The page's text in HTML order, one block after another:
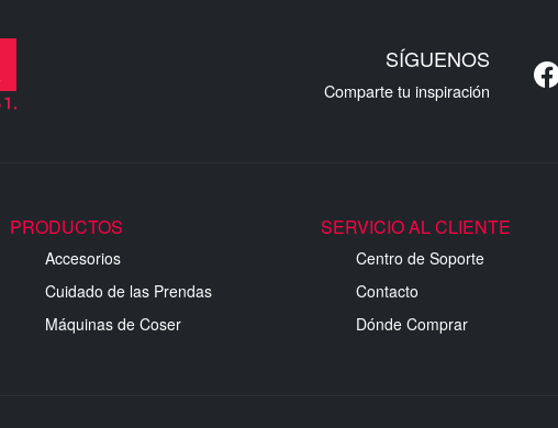
SÍGUENOS
Comparte tu inspiración
PRODUCTOS
Accesorios
Cuidado de las Prendas
Máquinas de Coser
SERVICIO AL CLIENTE
Centro de Soporte
Contacto
Dónde Comprar